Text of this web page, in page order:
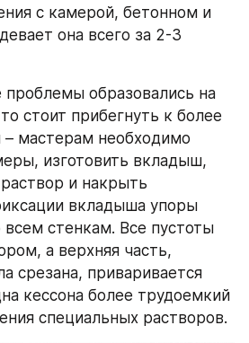
с камерой, бетонном и
она всего за 2-3
образовались на
стоит прибегнуть к более
мастерам необходимо
изготовить вкладыш,
и накрыть
вкладыша упоры
стенкам. Все пустоты
а верхняя часть,
срезана, приваривается
кессона более трудоемкий
специальных растворов.